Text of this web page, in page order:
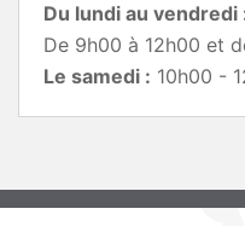
Du lundi au vendredi
De 9h00 à 12h00 et
Le samedi : 10h00 -